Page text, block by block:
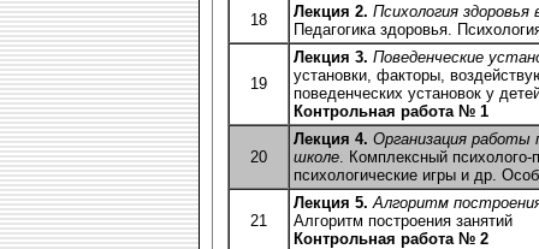
18
Лекция 2. Психология здоровья
Педагогика здоровья.
19
Лекция 3. Поведенческие
установки, факторы,
поведенческих установок у
Контрольная работа № 1
20
Лекция 4. Организация работы
школе . Комплексный
психологические игры и др.
21
Лекция 5. Алгоритм
Алгоритм построения занятий
Контрольная работа № 2